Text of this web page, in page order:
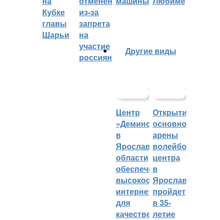
Кубке
главы
Шарьи
из-за
запрета
на
участие
россиян
Другие виды
Центр
«Демино»
в
Ярославской
области
обеспечивают
высокоскоростным
интернетом
для
качественных
Открытие
основной
арены
волейбольного
центра
в
Ярославле
пройдет
в 35-
летие